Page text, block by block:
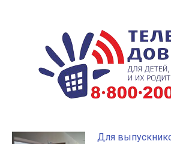
Для